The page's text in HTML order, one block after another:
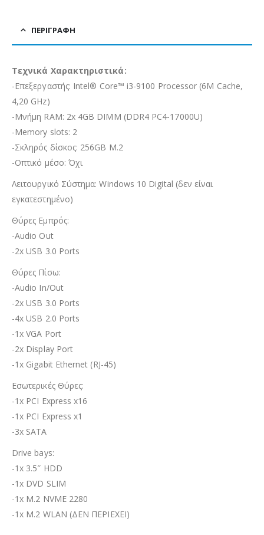
ΠΕΡΙΓΡΑΦΉ
Τεχνικά Χαρακτηριστικά:
-Επεξεργαστής: Intel® Core™ i3-9100 Processor (6M Cache,
4,20 GHz)
-Μνήμη RAM: 2x 4GB DIMM (DDR4 PC4-17000U)
-Memory slots: 2
-Σκληρός δίσκος: 256GB M.2
-Οπτικό μέσο: Όχι
Λειτουργικό Σύστημα: Windows 10 Digital (δεν είναι
εγκατεστημένο)
Θύρες Εμπρός:
-Audio Out
-2x USB 3.0 Ports
Θύρες Πίσω:
-Audio In/Out
-2x USB 3.0 Ports
-4x USB 2.0 Ports
-1x VGA Port
-2x Display Port
-1x Gigabit Ethernet (RJ-45)
Εσωτερικές Θύρες:
-1x PCI Express x16
-1x PCI Express x1
-3x SATA
Drive bays:
-1x 3.5″ HDD
-1x DVD SLIM
-1x M.2 NVME 2280
-1x M.2 WLAN (ΔΕΝ ΠΕΡΙΕΧΕΙ)